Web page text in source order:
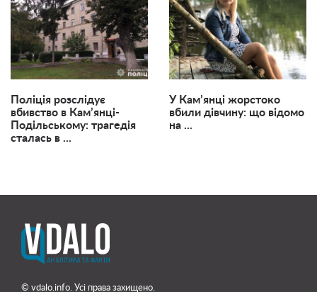
Поліція розслідує
вбивство в Кам’янці-
Подільському: трагедія
сталась в ...
У Кам’янці жорстоко
вбили дівчину: що відомо
на ...
© vdalo.info. Усі права захищено.